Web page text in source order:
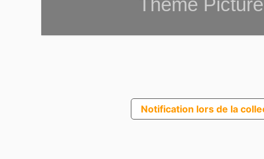
Notification lors de la